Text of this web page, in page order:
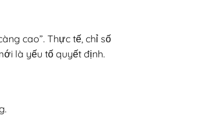
cao”. Thực tế, chỉ số
là yếu tố quyết định.